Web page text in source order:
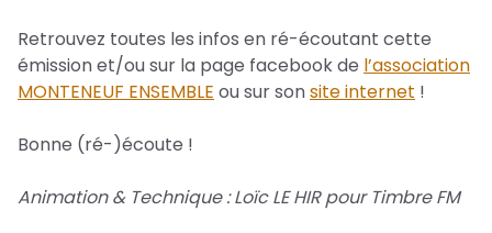
Retrouvez toutes les infos en ré-écoutant cette
émission et/ou sur la page facebook de l’association
MONTENEUF ENSEMBLE ou sur sonsite internet !
Bonne (ré-)écoute !
Animation & Technique : Loïc LE HIR pour Timbre FM